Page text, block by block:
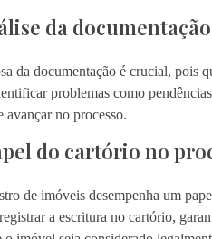
da
da documentação é crucial, pois
problemas como
avançar no processo.
do cartório no
de imóveis desempenha um
a escritura no cartório,